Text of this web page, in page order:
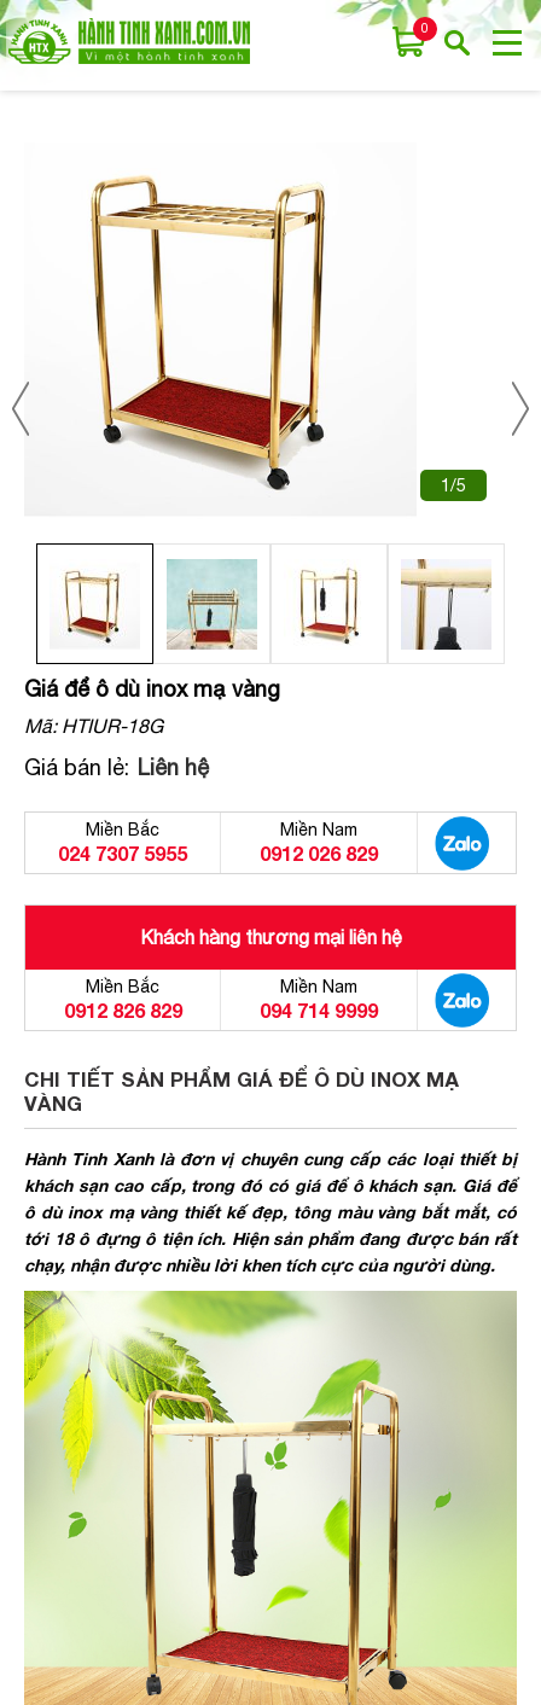
0
1/5
Giá để ô dù inox mạ vàng
Mã:HTIUR-18G
Giá bán lẻ: Liên hệ
Miền Bắc
024 7307 5955
Miền Nam
0912 026 829
Khách hàng thương mại liên hệ
Miền Bắc
0912 826 829
Miền Nam
094 714 9999
CHI TIẾT SẢN PHẨM GIÁ ĐỂ Ô DÙ INOX MẠ
VÀNG
Hành Tinh Xanh là đơn vị chuyên cung cấp các loại thiết bị
khách sạn cao cấp, trong đó có giá để ô khách sạn. Giá để
ô dù inox mạ vàng thiết kế đẹp, tông màu vàng bắt mắt, có
tới 18 ô đựng ô tiện ích. Hiện sản phẩm đang được bán rất
chạy, nhận được nhiều lời khen tích cực của người dùng.